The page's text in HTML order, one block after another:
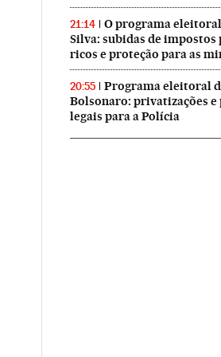
21:14
O programa
Silva: subidas de impostos
ricos e proteção para as
20:55
Programa eleitoral
Bolsonaro: privatizações
legais para a Polícia